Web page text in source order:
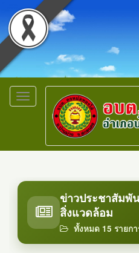
Toggle
navigation
ข่าวประชาสัมพั
สิ่งแวดล้อม
ทั้งหมด 15 รายกา